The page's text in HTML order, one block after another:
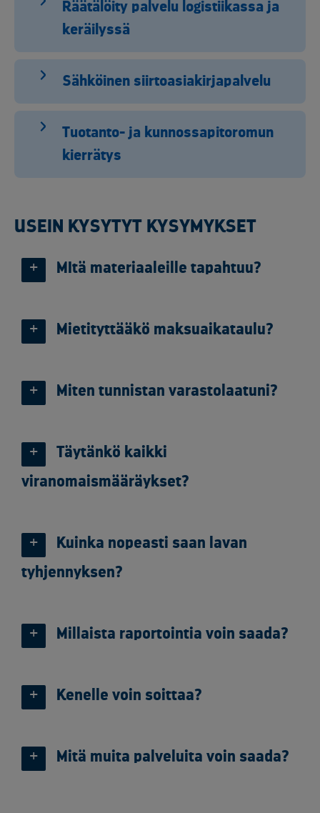
Räätälöity palvelu logistiikassa ja
keräilyssä
Sähköinen siirtoasiakirjapalvelu
Tuotanto- ja kunnossapitoromun
kierrätys
USEIN KYSYTYT KYSYMYKSET
MItä materiaaleille tapahtuu?
Mietityttääkö maksuaikataulu?
Miten tunnistan varastolaatuni?
Täytänkö kaikki
viranomaismääräykset?
Kuinka nopeasti saan lavan
tyhjennyksen?
Millaista raportointia voin saada?
Kenelle voin soittaa?
Mitä muita palveluita voin saada?